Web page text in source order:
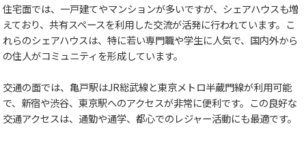
住宅面では、一戸建てやマンションが多いですが、シェアハウスも増
えており、共有スペースを利用した交流が活発に行われています。こ
れらのシェアハウスは、特に若い専門職や学生に人気で、国内外から
の住人がコミュニティを形成しています。
交通の面では、亀戸駅はJR総武線と東京メトロ半蔵門線が利用可能
で、新宿や渋谷、東京駅へのアクセスが非常に便利です。この良好な
交通アクセスは、通勤や通学、都心でのレジャー活動にも最適です。